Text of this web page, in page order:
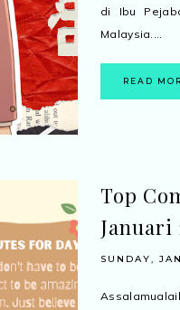
di Ibu
Malaysia....
READ
Top
Januari
SUNDAY,